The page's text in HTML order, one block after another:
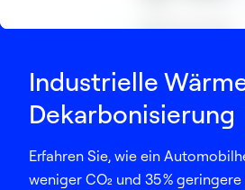
Industrielle
Dekarbonisierung
Erfahren Sie, wie ein
weniger CO₂ und 35 %